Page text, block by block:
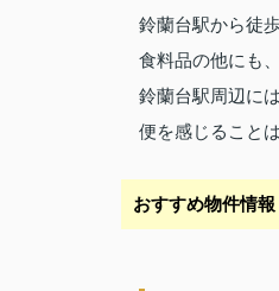
鈴蘭台駅から徒
食料品の他にも
鈴蘭台駅周辺に
便を感じること
おすすめ物件情報